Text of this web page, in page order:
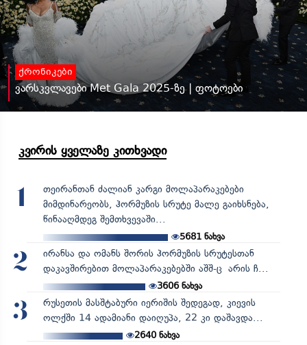
ქრონიკები
ვარსკვლავები Met Gala 2025-ზე | ფოტოები
კვირის ყველაზე კითხვადი
1
თეირანთან ძალიან კარგი მოლაპარაკებები
მიმდინარეობს, ჰორმუზის სრუტე მალე გაიხსნება,
წინააღმდეგ შემთხვევაში...
5681 ნახვა
2
ირანსა და ომანს შორის ჰორმუზის სრუტესთან
დაკავშირებით მოლაპარაკებებში აშშ-ც არის ჩ...
3606ნახვა
3
რუსეთის მასშტაბური იერიშის შედეგად, კიევის
ოლქში 14 ადამიანი დაიღუპა, 22 კი დაშავდა...
2640ნახვა